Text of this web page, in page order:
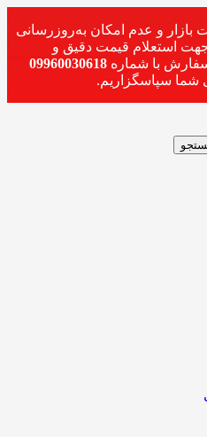
بازار و عدم امکان به‌روزرسانی
استعلام قیمت دقیق و
سفارش با شماره 09960030618
شما سپاسگزاریم.